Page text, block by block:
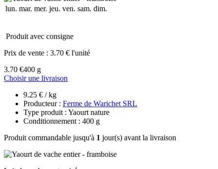
lun. mar. mer. jeu. ven. sam. dim.
Produit avec consigne
Prix de vente : 3.70 € l'unité
3.70 €400 g
Choisir une livraison
9.25 € / kg
Producteur : Ferme de Warichet SRL
Type produit : Yaourt nature
Conditionnement : 400 g
Produit commandable jusqu'à 1 jour(s) avant la livraison